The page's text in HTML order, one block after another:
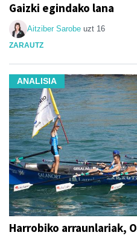
Gaizki egindako lana
Aitziber Sarobe uzt 16
ZARAUTZ
ANALISIA
Harrobiko arraunlariak,